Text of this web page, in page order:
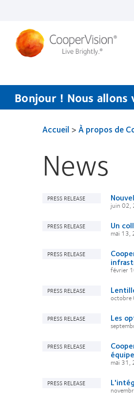
principal
Bonjour ! Nous
Accueil >À propos de
News
PRESS RELEASE
juin 02,
PRESS RELEASE Un
mai 13,
PRESS RELEASE
février
PRESS RELEASE
PRESS RELEASE Les
PRESS RELEASE
mai 31,
PRESS RELEASE